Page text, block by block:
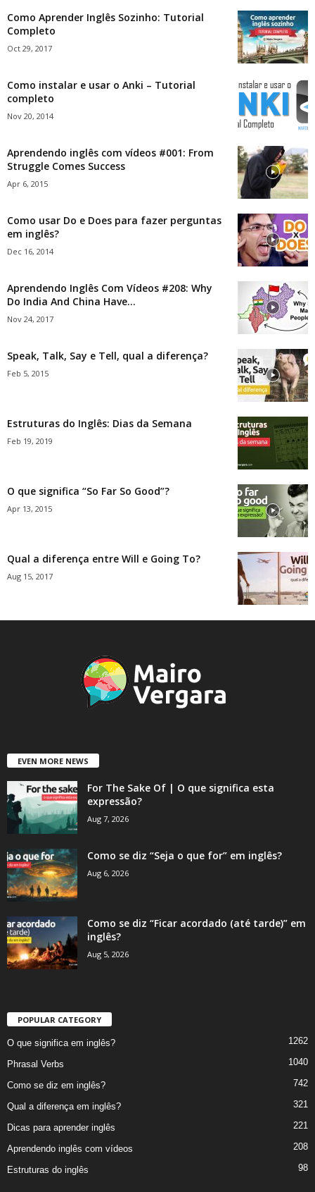
Como Aprender Inglês Sozinho: Tutorial
Completo
Oct 29, 2017
Como instalar e usar o Anki – Tutorial
completo
Nov 20, 2014
Aprendendo inglês com vídeos #001: From
Struggle Comes Success
Apr 6, 2015
Como usar Do e Does para fazer perguntas
em inglês?
Dec 16, 2014
Aprendendo Inglês Com Vídeos #208: Why
Do India And China Have...
Nov 24, 2017
Speak, Talk, Say e Tell, qual a diferença?
Feb 5, 2015
Estruturas do Inglês: Dias da Semana
Feb 19, 2019
O que significa “So Far So Good”?
Apr 13, 2015
Qual a diferença entre Will e Going To?
Aug 15, 2017
EVEN MORE NEWS
For The Sake Of | O que significa esta
expressão?
Aug 7, 2026
Como se diz “Seja o que for” em inglês?
Aug 6, 2026
Como se diz “Ficar acordado (até tarde)” em
inglês?
Aug 5, 2026
POPULAR CATEGORY
O que significa em inglês? 1262
Phrasal Verbs 1040
Como se diz em inglês? 742
Qual a diferença em inglês? 321
Dicas para aprender inglês 221
Aprendendo inglês com vídeos 208
Estruturas do inglês 98